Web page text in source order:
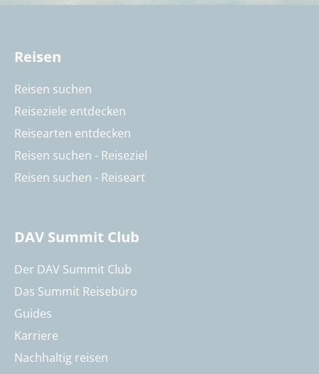
Reisen
Reisen suchen
Reiseziele entdecken
Reisearten entdecken
Reisen suchen - Reiseziel
Reisen suchen - Reiseart
DAV Summit Club
Der DAV Summit Club
Das Summit Reisebüro
Guides
Karriere
Nachhaltig reisen